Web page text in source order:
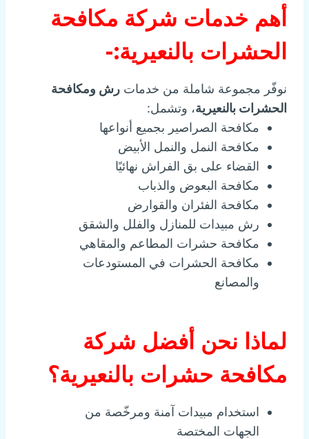
أهم خدمات شركة مكافحة
الحشرات بالنعيرية:-
نوفّر مجموعة شاملة من خدمات رش ومكافحة
الحشرات بالنعيرية، وتشمل:
مكافحة الصراصير بجميع أنواعها
مكافحة النمل والنمل الأبيض
القضاء على بق الفراش نهائيًا
مكافحة البعوض والذباب
مكافحة الفئران والقوارض
رش مبيدات للمنازل والفلل والشقق
مكافحة حشرات المطاعم والمقاهي
مكافحة الحشرات في المستودعات
والمصانع
لماذا نحن أفضل شركة
مكافحة حشرات بالنعيرية؟
استخدام مبيدات آمنة ومرخّصة من
الجهات المختصة